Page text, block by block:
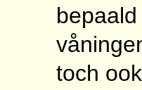
toch